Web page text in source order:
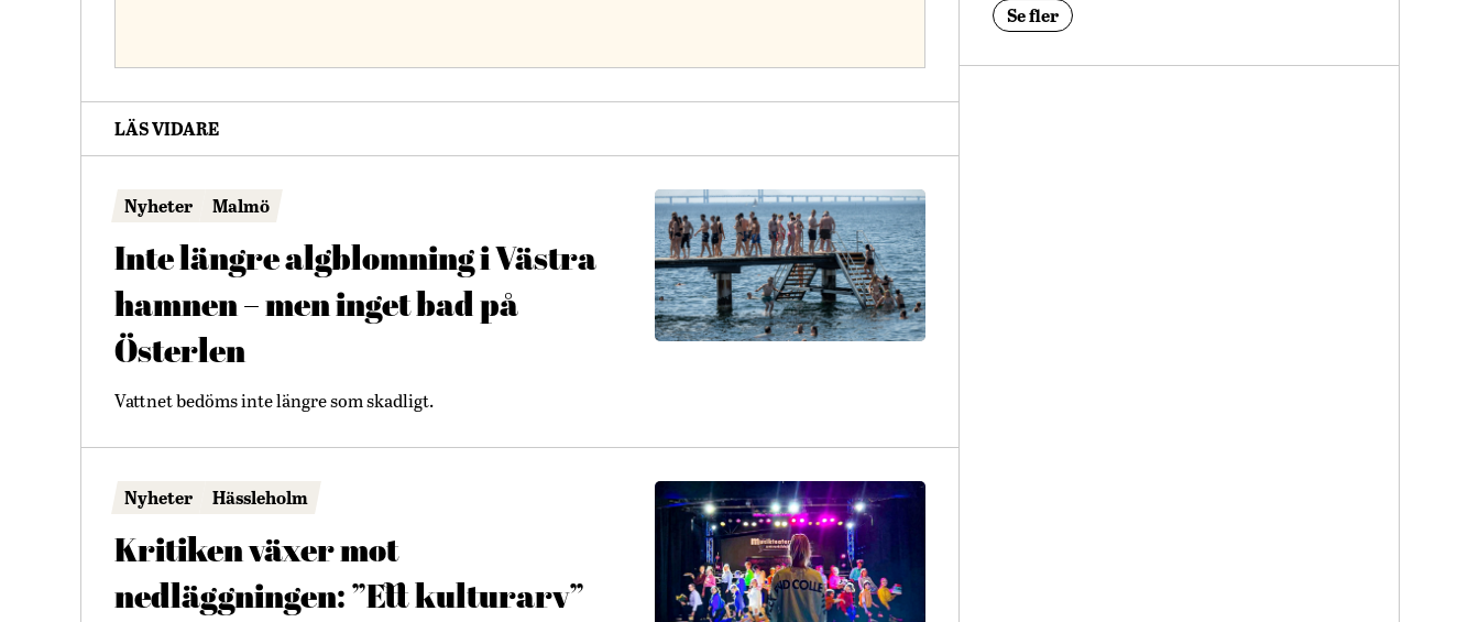
LÄS VIDARE
Nyheter Malmö
Inte längre algblomning i Västra
hamnen – men inget bad på
Österlen
Vattnet bedöms inte längre som skadligt.
Nyheter Hässleholm
Kritiken växer mot
nedläggningen: ”Ett kulturarv”
Se fler